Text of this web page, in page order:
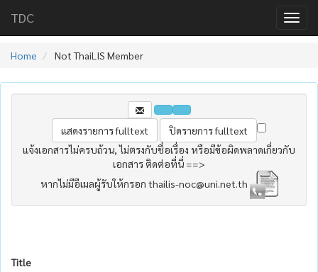
TDC
Home Not ThaiLIS Member
แจ้งเอกสารไม่ครบถ้วน, ไม่ตรงกับชื่อเรื่อง หรือมีข้อผิดพลาดเกี่ยวกับ
เอกสาร ติดต่อที่นี่ ==>
หากไม่มีอีเมลผู้รับให้กรอก thailis-noc@uni.net.th
Title